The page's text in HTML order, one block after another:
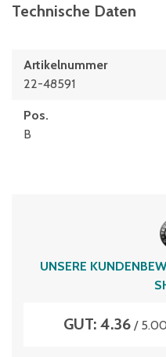
Technische Daten
Artikelnummer
22-48591
Pos.
B
UNSERE
GUT: 4.36/ 5.00